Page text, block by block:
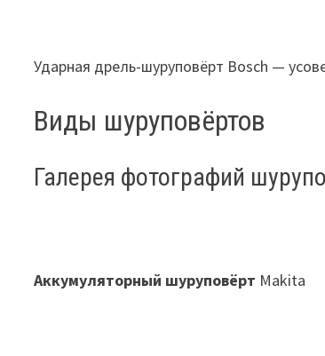
Ударная дрель-шуруповёрт Bosch —
Виды шуруповёртов
Галерея фотографий
Аккумуляторный шуруповёрт Makita